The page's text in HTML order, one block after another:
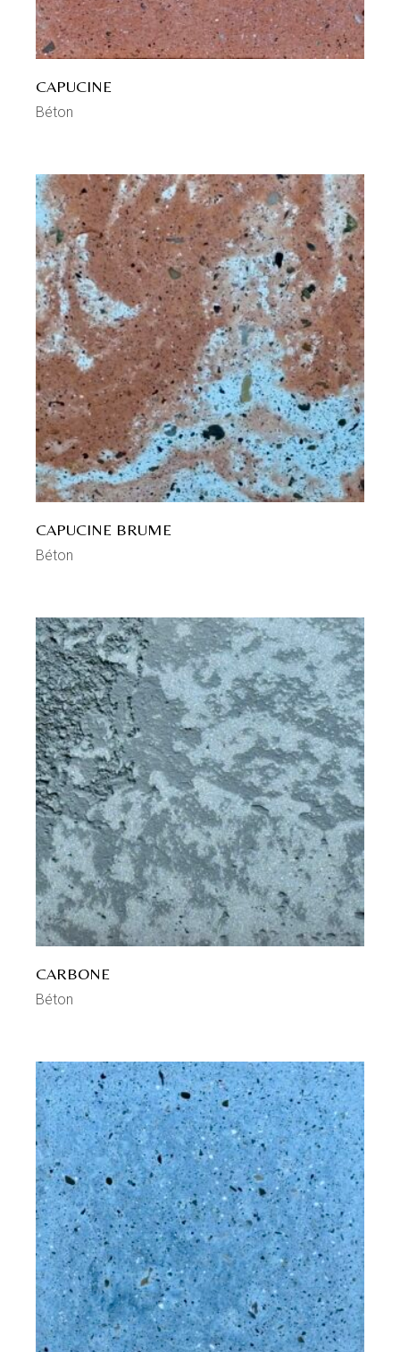
CAPUCINE
Béton
CAPUCINE BRUME
Béton
CARBONE
Béton